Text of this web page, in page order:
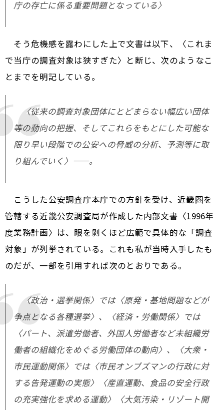
庁の存亡に係る重要問題となっている〉
そう危機感を露わにした上で文書は以下、〈これま
で当庁の調査対象は狭すぎた〉と断じ、次のようなこ
とまでを明記している。
〈従来の調査対象団体にとどまらない幅広い団体
等の動向の把握、そしてこれらをもとにした可能な
限り早い段階での公安への脅威の分析、予測等に取
り組んでいく〉――。
こうした公安調査庁本庁での方針を受け、近畿圏を
管轄する近畿公安調査局が作成した内部文書〈1996年
度業務計画〉は、眼を剝くほど広範で具体的な「調査
対象」が列挙されている。これも私が当時入手したも
のだが、一部を引用すれば次のとおりである。
〈政治・選挙関係〉では〈原発・基地問題などが
争点となる各種選挙〉、〈経済・労働関係〉では
〈パート、派遣労働者、外国人労働者など未組織労
働者の組織化をめぐる労働団体の動向〉、〈大衆・
市民運動関係〉では〈市民オンブズマンの行政に対
する告発運動の実態〉〈産直運動、食品の安全行政
の充実強化を求める運動〉〈大気汚染・リゾート開